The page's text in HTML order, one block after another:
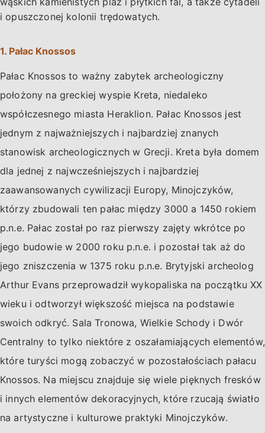
i opuszczonej kolonii trędowatych.
1. Pałac Knossos
Pałac Knossos to ważny zabytek archeologiczny
położony na greckiej wyspie Kreta, niedaleko
współczesnego miasta Heraklion. Pałac Knossos jest
jednym z najważniejszych i najbardziej znanych
stanowisk archeologicznych w Grecji. Kreta była domem
dla jednej z najwcześniejszych i najbardziej
zaawansowanych cywilizacji Europy, Minojczyków,
którzy zbudowali ten pałac między 3000 a 1450 rokiem
p.n.e. Pałac został po raz pierwszy zajęty wkrótce po
jego budowie w 2000 roku p.n.e. i pozostał tak aż do
jego zniszczenia w 1375 roku p.n.e. Brytyjski archeolog
Arthur Evans przeprowadził wykopaliska na początku XX
wieku i odtworzył większość miejsca na podstawie
swoich odkryć. Sala Tronowa, Wielkie Schody i Dwór
Centralny to tylko niektóre z oszałamiających elementów,
które turyści mogą zobaczyć w pozostałościach pałacu
Knossos. Na miejscu znajduje się wiele pięknych fresków
i innych elementów dekoracyjnych, które rzucają światło
na artystyczne i kulturowe praktyki Minojczyków.